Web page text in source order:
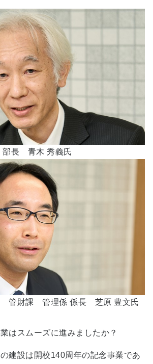
長 青木 秀義氏
管財課 管理係 係長 芝原 豊文氏
はスムーズに進みましたか？
建設は開校140周年の記念事業であ